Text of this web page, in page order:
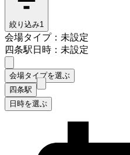
絞り込み1
会場タイプ：未設定
四条駅日時：未設定
会場タイプを選ぶ
四条駅
日時を選ぶ